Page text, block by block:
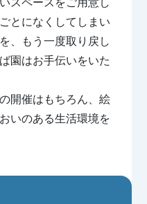
とになくしてしまい
、もう一度取り戻し
園はお手伝いをいた
開催はもちろん、絵
いのある生活環境を